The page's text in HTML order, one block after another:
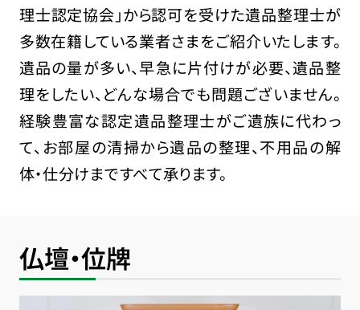
理士認定協会」から認可を受けた遺品整理士が
多数在籍している業者さまをご紹介いたします。
遺品の量が多い、早急に片付けが必要、遺品整
理をしたい、どんな場合でも問題ございません。
経験豊富な認定遺品整理士がご遺族に代わっ
て、お部屋の清掃から遺品の整理、不用品の解
体・仕分けまですべて承ります。
仏壇・位牌